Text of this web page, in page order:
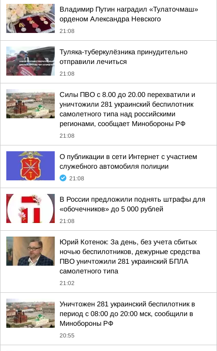
Владимир Путин наградил «Тулаточмаш»
орденом Александра Невского
21:08
Туляка-туберкулёзника принудительно
отправили лечиться
21:08
Силы ПВО с 8.00 до 20.00 перехватили и
уничтожили 281 украинский беспилотник
самолетного типа над российскими
регионами, сообщает Минобороны РФ
21:08
О публикации в сети Интернет с участием
служебного автомобиля полиции
21:08
В России предложили поднять штрафы для
«обочечников» до 5 000 рублей
21:08
Юрий Котенок: За день, без учета сбитых
ночью беспилотников, дежурные средства
ПВО уничтожили 281 украинский БПЛА
самолетного типа
21:02
Уничтожен 281 украинский беспилотник в
период с 08:00 до 20:00 мск, сообщили в
Минобороны РФ
20:55